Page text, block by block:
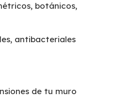
botánicos,
antibacteriales
de tu muro